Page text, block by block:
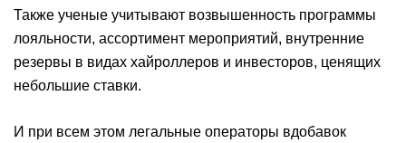
Также ученые учитывают возвышенность программы
лояльности, ассортимент мероприятий, внутренние
резервы в видах хайроллеров и инвесторов, ценящих
небольшие ставки.
И при всем этом легальные операторы вдобавок